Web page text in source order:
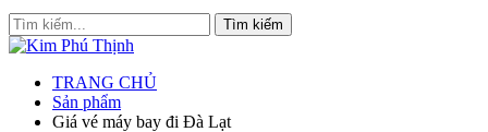
TRANG CHỦ
Sản phẩm
Giá vé máy bay đi Đà Lạt